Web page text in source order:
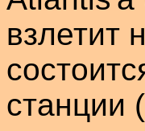
взлетит
станции